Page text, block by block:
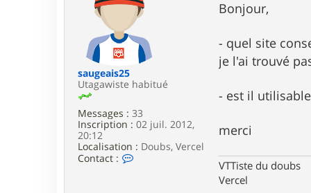
i
b
f
e
n
2
saugeais25
Utagawiste habitué
Messages : 33
Inscription : 02 juil. 2012,
20:12
Localisation : Doubs, Vercel
Contact :
s
s
g
e
Bonjour,
- quel site
je l'ai trouvé
- est il
merci
VTTiste du doubs
Vercel